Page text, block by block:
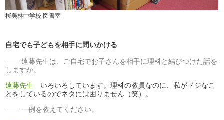
桜美林中学校 図書室
自宅でも子どもを相手に問いかける
遠藤先生は、ご自宅でお子さんを相手に理科と結びつけた話を
しますか。
遠藤先生 いろいろしています。理科の教員なのに、私がドジなこ
とをしているのでネタには困りません（笑）。
一例を教えてください。